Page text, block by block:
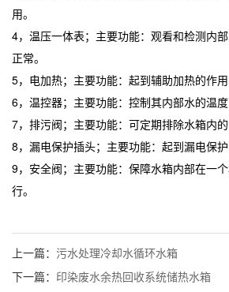
用。
4，温压一体表；主要功能：观看和检测内
正常。
5，电加热；主要功能：起到辅助加热的作用
6，温控器；主要功能：控制其内部水的温度
7，排污阀；主要功能：可定期排除水箱内的
8，漏电保护插头；主要功能：起到漏电保护
9，安全阀；主要功能：保障水箱内部在一
行。
上一篇： 污水处理冷却水循环水箱
下一篇： 印染废水余热回收系统储热水箱